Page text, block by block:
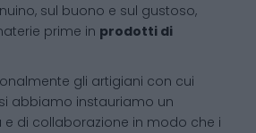
sul buono e sul gustoso,
prime in prodotti di
gli artigiani con cui
abbiamo instauriamo un
di collaborazione in modo che i